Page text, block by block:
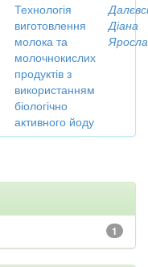
Технологія
виготовлення
молока та
молочнокислих
продуктів з
використанням
біологічно
активного йоду
Діана
1